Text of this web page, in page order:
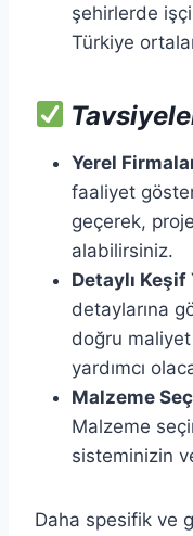
şehirlerde
Türkiye
Yerel
faaliyet
geçerek,
alabilirsiniz.​
Detaylı Keşif
detaylarına
doğru maliyet
yardımcı
Malzeme
Malzeme
sisteminizin
Daha spesifik ve